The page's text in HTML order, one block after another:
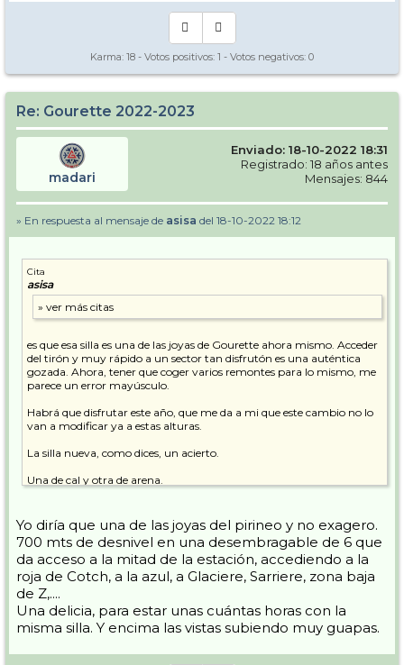
Karma: 18 - Votos positivos: 1 - Votos negativos: 0
Re: Gourette 2022-2023
madari
Enviado: 18-10-2022 18:31
Registrado: 18 años antes
Mensajes: 844
» En respuesta al mensaje de asisa del 18-10-2022 18:12
Cita
asisa
es que esa silla es una de las joyas de Gourette ahora mismo. Acceder
del tirón y muy rápido a un sector tan disfrutón es una auténtica
gozada. Ahora, tener que coger varios remontes para lo mismo, me
parece un error mayúsculo.
Habrá que disfrutar este año, que me da a mi que este cambio no lo
van a modificar ya a estas alturas.
La silla nueva, como dices, un acierto.
Una de cal y otra de arena.
Yo diría que una de las joyas del pirineo y no exagero.
700 mts de desnivel en una desembragable de 6 que
da acceso a la mitad de la estación, accediendo a la
roja de Cotch, a la azul, a Glaciere, Sarriere, zona baja
de Z,....
Una delicia, para estar unas cuántas horas con la
misma silla. Y encima las vistas subiendo muy guapas.